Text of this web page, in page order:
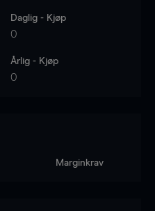
Daglig - Kjøp
0
Årlig - Kjøp
0
Marginkrav